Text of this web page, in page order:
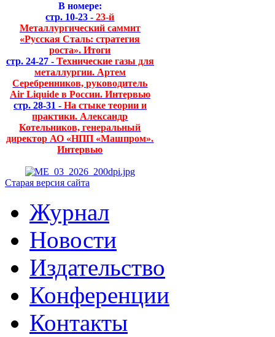
В номере:
стр. 10-23 - 23-й
Металлургический саммит
«Русская Сталь: стратегия
роста». Итоги
стр. 24-27 - Технические газы для
металлургии. Артем
Серебренников, руководитель
Air Liquide в России. Интервью
стр. 28-31 - На стыке теории и
практики. Александр
Котельников, генеральный
директор АО «НПП «Машпром».
Интервью
Старая версия сайта
Журнал
Новости
Издательство
Конференции
Контакты